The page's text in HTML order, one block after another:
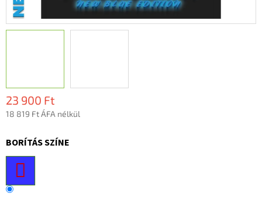
23 900 Ft
18 819 Ft ÁFA nélkül
BORÍTÁS SZÍNE